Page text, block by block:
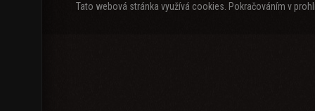
Tato webová stránka využívá cookies. Pokračováním v